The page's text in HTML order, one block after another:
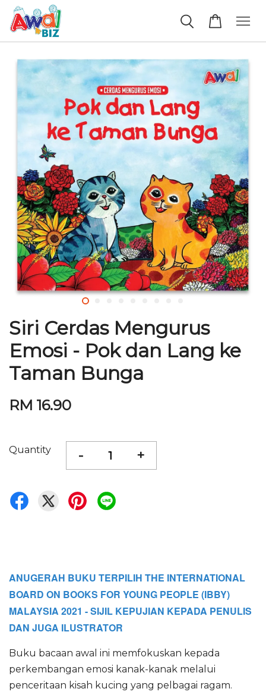
Siri Cerdas Mengurus
Emosi - Pok dan Lang ke
Taman Bunga
RM 16.90
Quantity - +
ANUGERAH BUKU TERPILIH THE INTERNATIONAL
BOARD ON BOOKS FOR YOUNG PEOPLE (IBBY)
MALAYSIA 2021 - SIJIL KEPUJIAN KEPADA PENULIS
DAN JUGA ILUSTRATOR
Buku bacaan awal ini memfokuskan kepada
perkembangan emosi kanak-kanak melalui
penceritaan kisah kucing yang pelbagai ragam.